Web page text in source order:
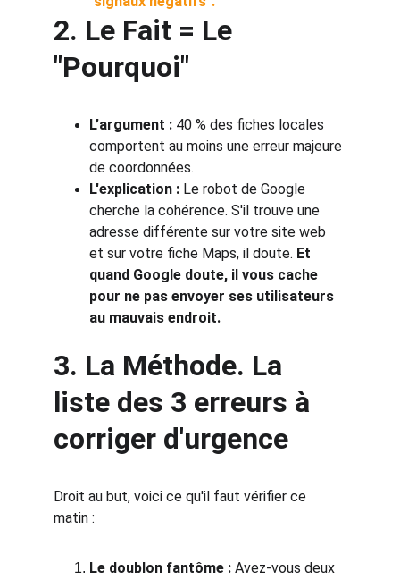
2. Le Fait = Le
"Pourquoi"
L’argument : 40 % des fiches locales
comportent au moins une erreur majeure
de coordonnées.
L'explication : Le robot de Google
cherche la cohérence. S'il trouve une
adresse différente sur votre site web
et sur votre fiche Maps, il doute. Et
quand Google doute, il vous cache
pour ne pas envoyer ses utilisateurs
au mauvais endroit.
3. La Méthode. La
liste des 3 erreurs à
corriger d'urgence
Droit au but, voici ce qu'il faut vérifier ce
matin :
Le doublon fantôme : Avez-vous deux